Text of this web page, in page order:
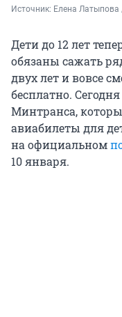
Источник: Елена Латыпова
Дети до 12 лет
обязаны сажать
двух лет и вовсе
бесплатно.
Минтранса,
авиабилеты для
на официальном
10 января.